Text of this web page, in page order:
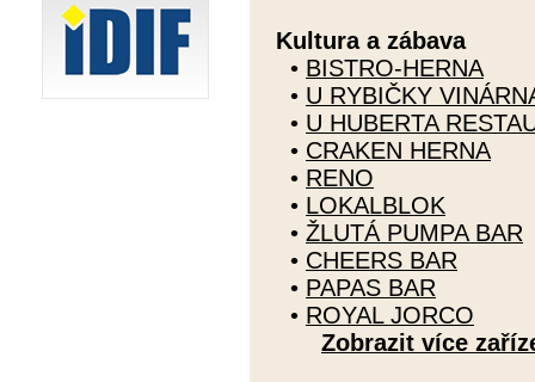
Kultura a zábava
• BISTRO-HERNA
• U RYBIČKY
• U HUBERTA
• CRAKEN HERNA
• RENO
• LOKALBLOK
• ŽLUTÁ PUMPA BAR
• CHEERS BAR
• PAPAS BAR
• ROYAL JORCO
Zobrazit více